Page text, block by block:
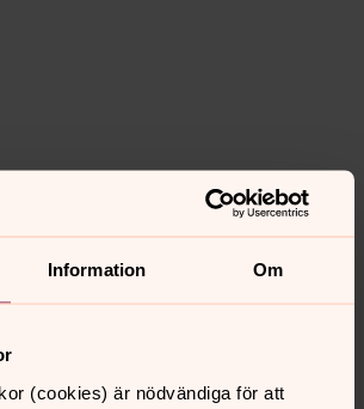
Information Om
(cookies) är nödvändiga för att